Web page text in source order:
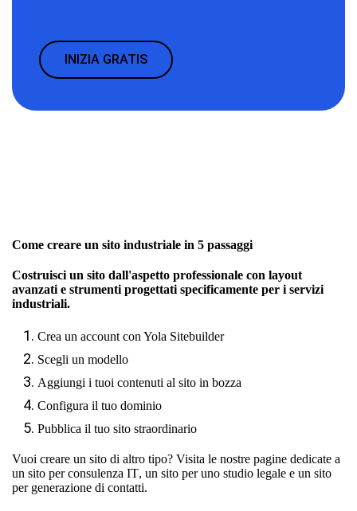
INIZIA GRATIS
Come creare un sito industriale in 5 passaggi
Costruisci un sito dall'aspetto professionale con layout
avanzati e strumenti progettati specificamente per i servizi
industriali.
Crea un account con Yola Sitebuilder
Scegli un modello
Aggiungi i tuoi contenuti al sito in bozza
Configura il tuo dominio
Pubblica il tuo sito straordinario
Vuoi creare un sito di altro tipo? Visita le nostre pagine dedicate a
un sito per consulenza IT, un sito per uno studio legale e un sito
per generazione di contatti.